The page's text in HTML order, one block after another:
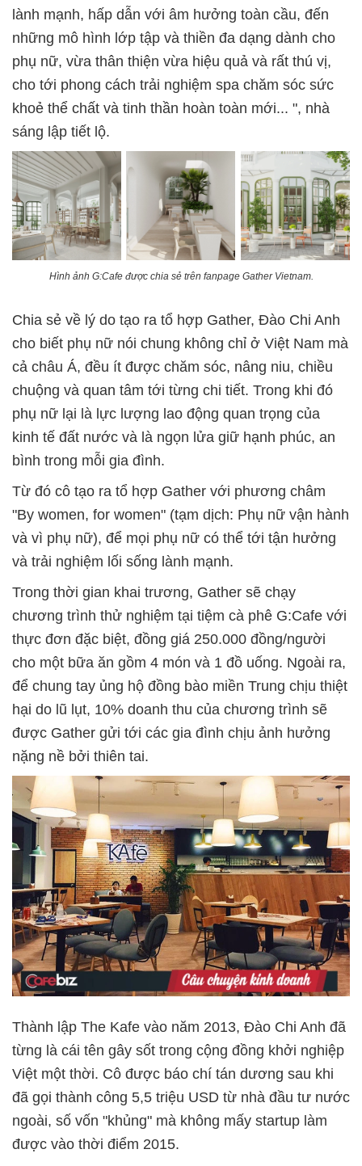
lành mạnh, hấp dẫn với âm hưởng toàn cầu, đến
những mô hình lớp tập và thiền đa dạng dành cho
phụ nữ, vừa thân thiện vừa hiệu quả và rất thú vị,
cho tới phong cách trải nghiệm spa chăm sóc sức
khoẻ thể chất và tinh thần hoàn toàn mới... ", nhà
sáng lập tiết lộ.
Hình ảnh G:Cafe được chia sẻ trên fanpage Gather Vietnam.
Chia sẻ về lý do tạo ra tổ hợp Gather, Đào Chi Anh
cho biết phụ nữ nói chung không chỉ ở Việt Nam mà
cả châu Á, đều ít được chăm sóc, nâng niu, chiều
chuộng và quan tâm tới từng chi tiết. Trong khi đó
phụ nữ lại là lực lượng lao động quan trọng của
kinh tế đất nước và là ngọn lửa giữ hạnh phúc, an
bình trong mỗi gia đình.
Từ đó cô tạo ra tổ hợp Gather với phương châm
"By women, for women" (tạm dịch: Phụ nữ vận hành
và vì phụ nữ), để mọi phụ nữ có thể tới tận hưởng
và trải nghiệm lối sống lành mạnh.
Trong thời gian khai trương, Gather sẽ chạy
chương trình thử nghiệm tại tiệm cà phê G:Cafe với
thực đơn đặc biệt, đồng giá 250.000 đồng/người
cho một bữa ăn gồm 4 món và 1 đồ uống. Ngoài ra,
để chung tay ủng hộ đồng bào miền Trung chịu thiệt
hại do lũ lụt, 10% doanh thu của chương trình sẽ
được Gather gửi tới các gia đình chịu ảnh hưởng
nặng nề bởi thiên tai.
Thành lập The Kafe vào năm 2013, Đào Chi Anh đã
từng là cái tên gây sốt trong cộng đồng khởi nghiệp
Việt một thời. Cô được báo chí tán dương sau khi
đã gọi thành công 5,5 triệu USD từ nhà đầu tư nước
ngoài, số vốn "khủng" mà không mấy startup làm
được vào thời điểm 2015.